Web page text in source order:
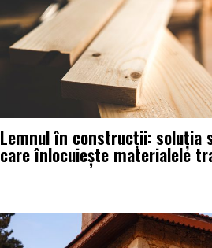
Lemnul în construcții: soluția
care înlocuiește materialele